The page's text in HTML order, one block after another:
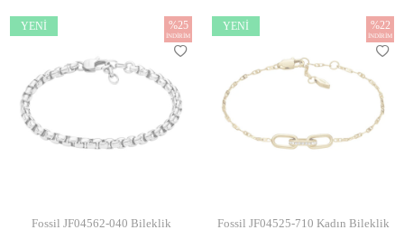
YENI %25
İNDIRIM
Fossil JF04562-040 Bileklik
YENI %22
İNDIRIM
Fossil JF04525-710 Kadın Bileklik